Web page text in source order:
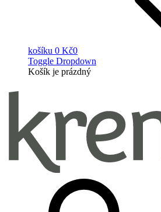
košíku 0 Kč0
Toggle Dropdown
Košík je prázdný